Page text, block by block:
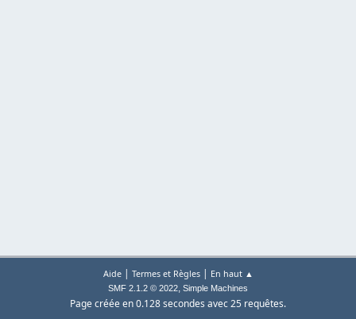
Aide| Termes et Règles| En haut ▲
SMF 2.1.2 © 2022, Simple Machines
Page créée en 0.128 secondes avec 25 requêtes.